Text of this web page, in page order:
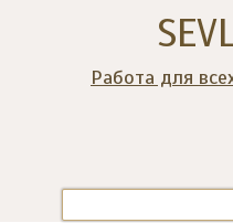
Работа для